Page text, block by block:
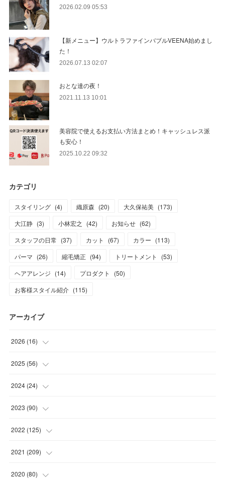
2026.02.09 05:53
【新メニュー】ウルトラファインバブルVEENA始めまし
た！
2026.07.13 02:07
おとな達の夜！
2021.11.13 10:01
美容院で使えるお支払い方法まとめ！キャッシュレス派
も安心！
2025.10.22 09:32
カテゴリ
スタイリング (4) 織原森 (20) 大久保祐美 (173)
大江静 (3) 小林宏之 (42) お知らせ (62)
スタッフの日常 (37) カット (67) カラー (113)
パーマ (26) 縮毛矯正 (94) トリートメント (53)
ヘアアレンジ (14) プロダクト (50)
お客様スタイル紹介 (115)
アーカイブ
2026 (16)
(1
(1
(7
(7)
2025 (56)
(5
(11 )
(17
(15
2024 (24)
(1
(1)
(2)
(9
2023 (90)
(12
(17
(16
2022 (125)
(8)
(11 )
2021 (209)
(9
2020 (80)